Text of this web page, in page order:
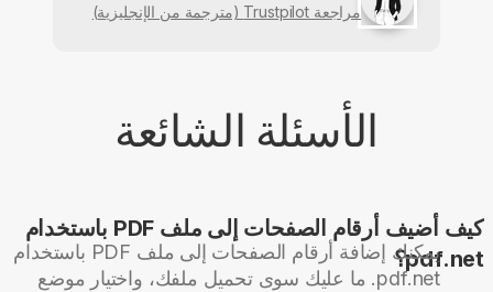
مراجعة Trustpilot (مترجمة من الإنجليزية)
الأسئلة الشائعة
كيف أضيف أرقام الصفحات إلى ملف PDF باستخدام
pdf.net؟
يمكنك إضافة أرقام الصفحات إلى ملف PDF باستخدام
pdf.net. ما عليك سوى تحميل ملفك، واختيار موضع